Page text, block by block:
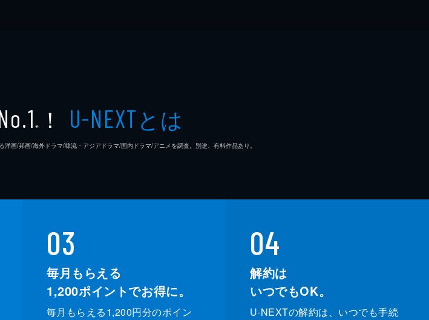
※ ！ U-NEXTとは
画/邦画/海外ドラマ/韓流・アジアドラマ/国内ドラマ/アニメを調査。別途、有料作品あり。
03
毎月もらえる
1,200ポイントでお得に。
毎月もらえる1,200円分のポイン
04
解約は
いつでもOK。
U-NEXTの解約は、いつでも手続